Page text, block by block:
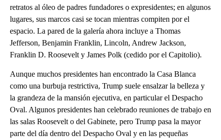
retratos al óleo de padres fundadores o expresidentes; en algunos
lugares, sus marcos casi se tocan mientras compiten por el
espacio. La pared de la galería ahora incluye a Thomas
Jefferson, Benjamin Franklin, Lincoln, Andrew Jackson,
Franklin D. Roosevelt y James Polk (cedido por el Capitolio).
Aunque muchos presidentes han encontrado la Casa Blanca
como una burbuja restrictiva, Trump suele ensalzar la belleza y
la grandeza de la mansión ejecutiva, en particular el Despacho
Oval. Algunos presidentes han celebrado reuniones de trabajo en
las salas Roosevelt o del Gabinete, pero Trump pasa la mayor
parte del día dentro del Despacho Oval y en las pequeñas